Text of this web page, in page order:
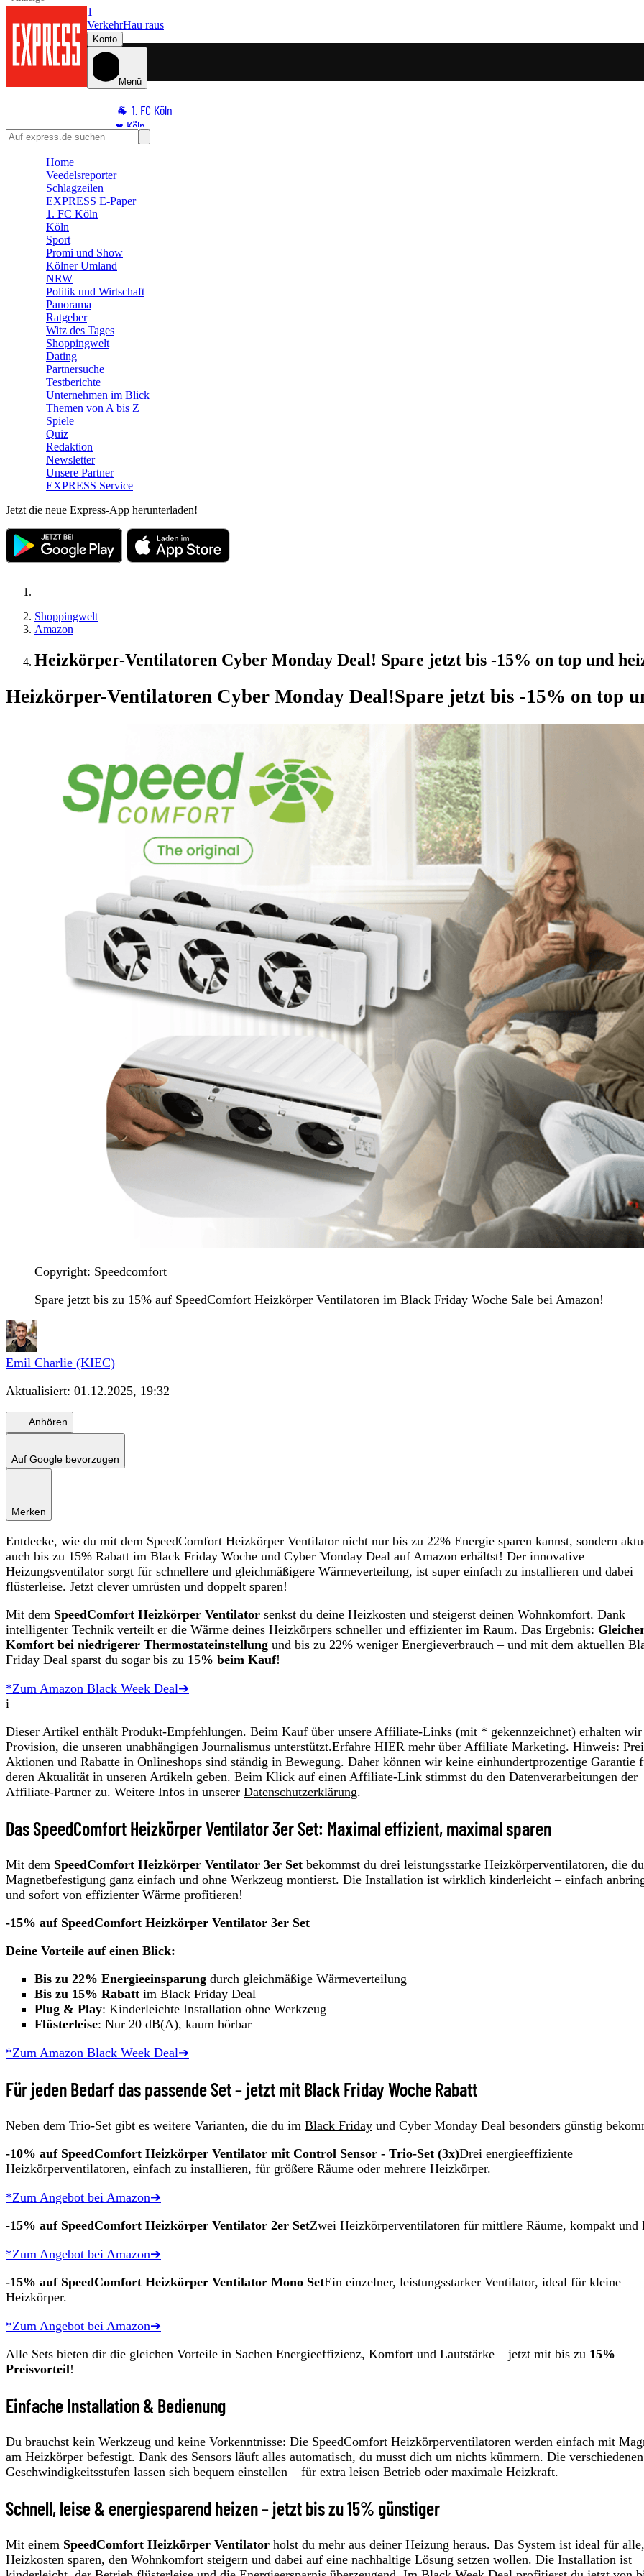
1
VerkehrHau raus
Konto
Menü
🐐 1. FC Köln
♥️ Köln
⭐ Promi
🛒 Shoppingwelt
🧩 Spiele
Home
Veedelsreporter
Schlagzeilen
EXPRESS E-Paper
1. FC Köln
Köln
Sport
Promi und Show
Kölner Umland
NRW
Politik und Wirtschaft
Panorama
Ratgeber
Witz des Tages
Shoppingwelt
Dating
Partnersuche
Testberichte
Unternehmen im Blick
Themen von A bis Z
Spiele
Quiz
Redaktion
Newsletter
Unsere Partner
EXPRESS Service
Jetzt die neue Express-App herunterladen!
Shoppingwelt
Amazon
Heizkörper-Ventilatoren Cyber Monday Deal! Spare jetzt bis -15% on top und
Heizkörper-Ventilatoren Cyber Monday Deal!Spare jetzt bis -15% on top
Copyright: Speedcomfort
Spare jetzt bis zu 15% auf SpeedComfort Heizkörper Ventilatoren im Black Friday Woche Sale bei Amazon!
Emil Charlie (KIEC)
Aktualisiert: 01.12.2025, 19:32
Anhören
Auf Google bevorzugen
Merken
Entdecke, wie du mit dem SpeedComfort Heizkörper Ventilator nicht nur bis zu 22% Energie sparen kannst, sondern
auch bis zu 15% Rabatt im Black Friday Woche und Cyber Monday Deal auf Amazon erhältst! Der innovative
Heizungsventilator sorgt für schnellere und gleichmäßigere Wärmeverteilung, ist super einfach zu installieren und dabei
flüsterleise. Jetzt clever umrüsten und doppelt sparen!
Mit dem SpeedComfort Heizkörper Ventilator senkst du deine Heizkosten und steigerst deinen Wohnkomfort. Dank
intelligenter Technik verteilt er die Wärme deines Heizkörpers schneller und effizienter im Raum. Das Ergebnis:
Komfort bei niedrigerer Thermostateinstellung und bis zu 22% weniger Energieverbrauch – und mit dem aktuellen
Friday Deal sparst du sogar bis zu 15% beim Kauf!
*Zum Amazon Black Week Deal➔
i
Dieser Artikel enthält Produkt-Empfehlungen. Beim Kauf über unsere Affiliate-Links (mit * gekennzeichnet) erhalten wir
Provision, die unseren unabhängigen Journalismus unterstützt.Erfahre HIER mehr über Affiliate Marketing. Hinweis:
Aktionen und Rabatte in Onlineshops sind ständig in Bewegung. Daher können wir keine einhundertprozentige Garantie
deren Aktualität in unseren Artikeln geben. Beim Klick auf einen Affiliate-Link stimmst du den Datenverarbeitungen der
Affiliate-Partner zu. Weitere Infos in unserer Datenschutzerklärung.
Das SpeedComfort Heizkörper Ventilator 3er Set: Maximal effizient, maximal sparen
Mit dem SpeedComfort Heizkörper Ventilator 3er Set bekommst du drei leistungsstarke Heizkörperventilatoren, die
Magnetbefestigung ganz einfach und ohne Werkzeug montierst. Die Installation ist wirklich kinderleicht – einfach
und sofort von effizienter Wärme profitieren!
-15% auf SpeedComfort Heizkörper Ventilator 3er Set
Deine Vorteile auf einen Blick:
Bis zu 22% Energieeinsparung durch gleichmäßige Wärmeverteilung
Bis zu 15% Rabatt im Black Friday Deal
Plug & Play: Kinderleichte Installation ohne Werkzeug
Flüsterleise: Nur 20 dB(A), kaum hörbar
*Zum Amazon Black Week Deal➔
Für jeden Bedarf das passende Set – jetzt mit Black Friday Woche Rabatt
Neben dem Trio-Set gibt es weitere Varianten, die du im Black Friday und Cyber Monday Deal besonders günstig
-10% auf SpeedComfort Heizkörper Ventilator mit Control Sensor - Trio-Set (3x)Drei energieeffiziente
Heizkörperventilatoren, einfach zu installieren, für größere Räume oder mehrere Heizkörper.
*Zum Angebot bei Amazon➔
-15% auf SpeedComfort Heizkörper Ventilator 2er SetZwei Heizkörperventilatoren für mittlere Räume, kompakt und
*Zum Angebot bei Amazon➔
-15% auf SpeedComfort Heizkörper Ventilator Mono SetEin einzelner, leistungsstarker Ventilator, ideal für kleine
Heizkörper.
*Zum Angebot bei Amazon➔
Alle Sets bieten dir die gleichen Vorteile in Sachen Energieeffizienz, Komfort und Lautstärke – jetzt mit bis zu 15%
Preisvorteil!
Einfache Installation & Bedienung
Du brauchst kein Werkzeug und keine Vorkenntnisse: Die SpeedComfort Heizkörperventilatoren werden einfach mit
am Heizkörper befestigt. Dank des Sensors läuft alles automatisch, du musst dich um nichts kümmern. Die verschiedenen
Geschwindigkeitsstufen lassen sich bequem einstellen – für extra leisen Betrieb oder maximale Heizkraft.
Schnell, leise & energiesparend heizen – jetzt bis zu 15% günstiger
Mit einem SpeedComfort Heizkörper Ventilator holst du mehr aus deiner Heizung heraus. Das System ist ideal für
Heizkosten sparen, den Wohnkomfort steigern und dabei auf eine nachhaltige Lösung setzen wollen. Die Installation ist